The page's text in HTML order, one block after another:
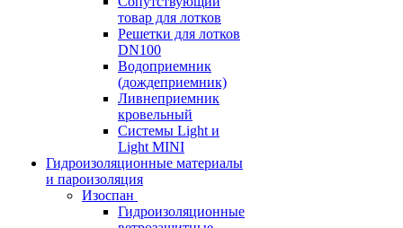
товар для лотков
Решетки для лотков
DN100
Водоприемник
(дождеприемник)
Ливнеприемник
кровельный
Системы Light и
Light MINI
Гидроизоляционные материалы
и пароизоляция
Изоспан
Гидроизоляционные